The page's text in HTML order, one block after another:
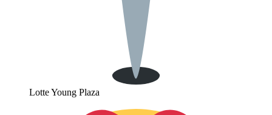
Lotte Young Plaza